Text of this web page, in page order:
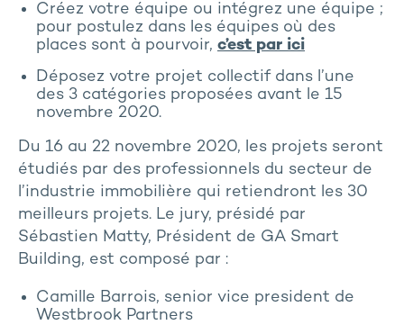
Créez votre équipe ou intégrez une équipe ;
pour postulez dans les équipes où des
places sont à pourvoir, c’est par ici
Déposez votre projet collectif dans l’une
des 3 catégories proposées avant le 15
novembre 2020.
Du 16 au 22 novembre 2020, les projets seront
étudiés par des professionnels du secteur de
l’industrie immobilière qui retiendront les 30
meilleurs projets. Le jury, présidé par
Sébastien Matty, Président de GA Smart
Building, est composé par :
Camille Barrois, senior vice president de
Westbrook Partners